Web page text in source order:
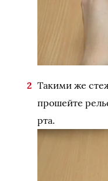
Такими же
прошейте
рта.